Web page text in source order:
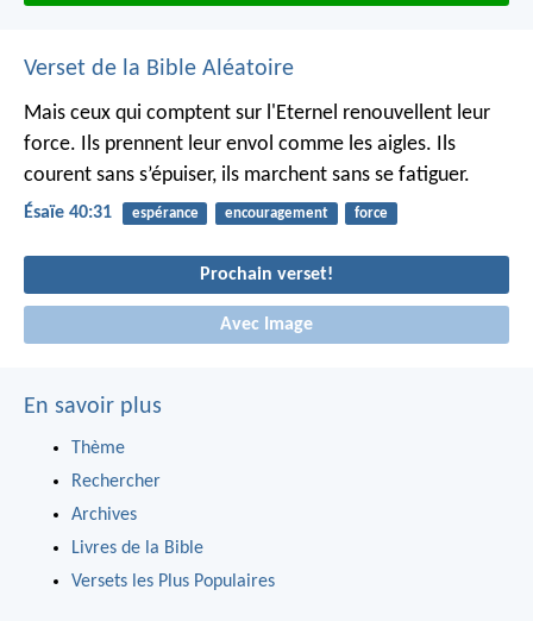
Verset de la Bible Aléatoire
Mais ceux qui comptent sur l'Eternel renouvellent leur
force. Ils prennent leur envol comme les aigles. Ils
courent sans s’épuiser, ils marchent sans se fatiguer.
Ésaïe 40:31 espérance encouragement force
Prochain verset!
Avec Image
En savoir plus
Thème
Rechercher
Archives
Livres de la Bible
Versets les Plus Populaires